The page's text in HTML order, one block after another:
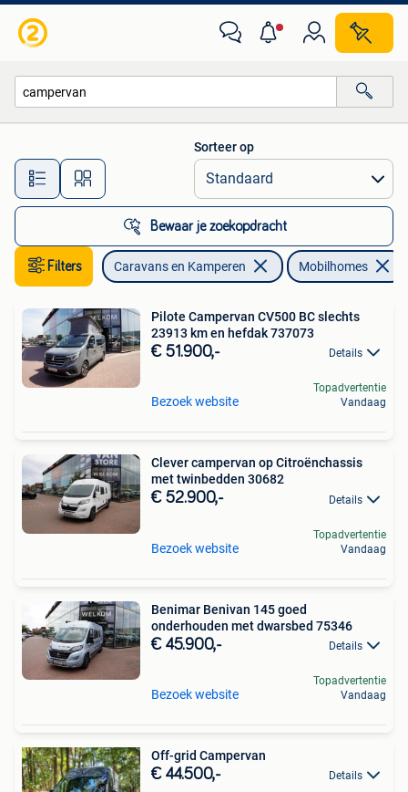
Alle afstanden…
Sorteer op
Bewaar je zoekopdracht
Filters Caravans en Kamperen Mobilhomes
Pilote Campervan CV500 BC slechts
23913 km en hefdak 737073
€ 51.900,- Details
Bezoek website
Topadvertentie
Vandaag
Clever campervan op Citroënchassis
met twinbedden 30682
€ 52.900,- Details
Bezoek website
Topadvertentie
Vandaag
Benimar Benivan 145 goed
onderhouden met dwarsbed 75346
€ 45.900,- Details
Bezoek website
Topadvertentie
Vandaag
Off-grid Campervan
€ 44.500,- Details